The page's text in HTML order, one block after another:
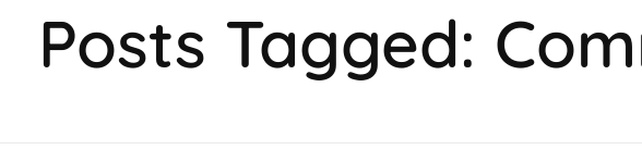
Posts Tagged: